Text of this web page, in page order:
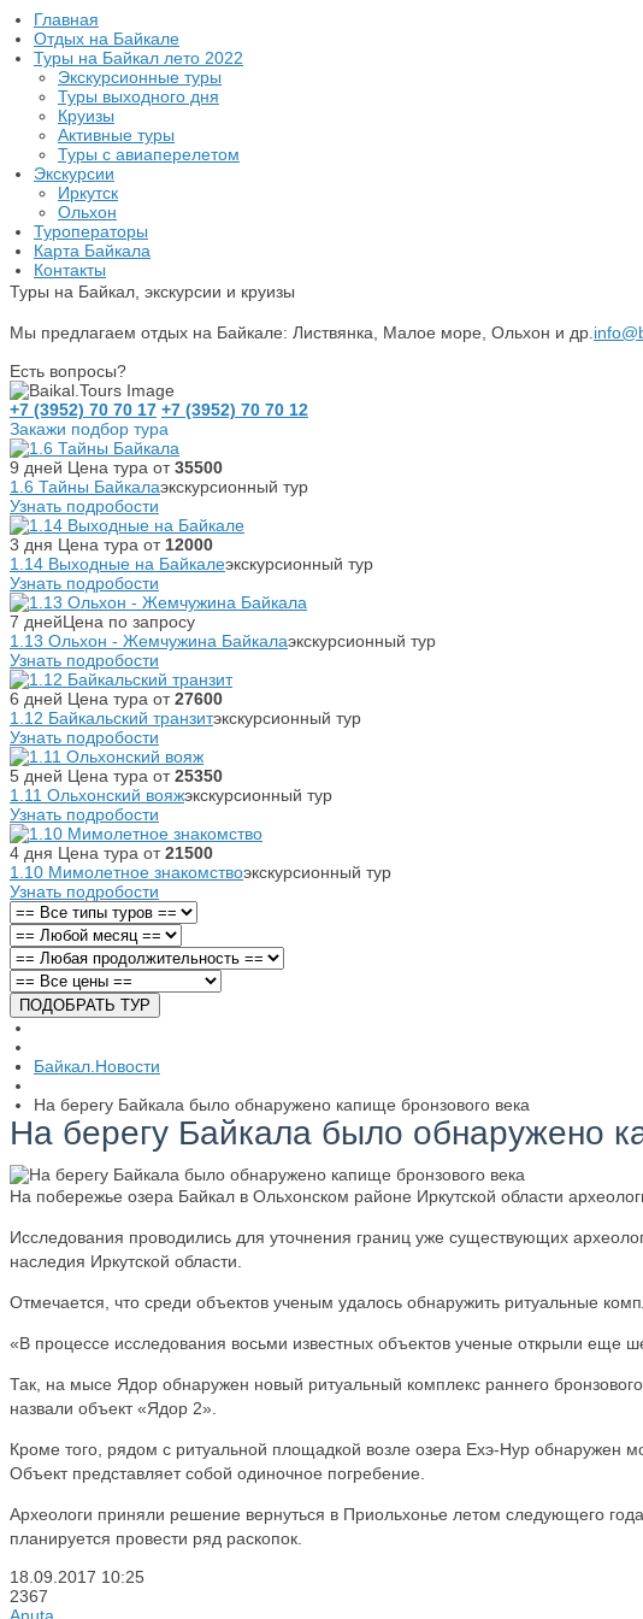
Главная
Отдых на Байкале
Туры на Байкал лето 2022
Экскурсионные туры
Туры выходного дня
Круизы
Активные туры
Туры с авиаперелетом
Экскурсии
Иркутск
Ольхон
Туроператоры
Карта Байкала
Контакты
Туры на Байкал, экскурсии и круизы
Мы предлагаем отдых на Байкале: Листвянка, Малое море, Ольхон и др.
Есть вопросы?
+7 (3952) 70 70 17 +7 (3952) 70 70 12
Закажи подбор тура
9 дней Цена тура от35500
1.6 Тайны Байкалаэкскурсионный тур
Узнать подробости
3 дня Цена тура от 12000
1.14 Выходные на Байкалеэкскурсионный тур
Узнать подробости
7 днейЦена по запросу
1.13 Ольхон - Жемчужина Байкалаэкскурсионный тур
Узнать подробости
6 дней Цена тура от27600
1.12 Байкальский транзитэкскурсионный тур
Узнать подробости
5 дней Цена тура от25350
1.11 Ольхонский вояжэкскурсионный тур
Узнать подробости
4 дня Цена тура от21500
1.10 Мимолетное знакомствоэкскурсионный тур
Узнать подробости
Байкал.Новости
На берегу Байкала было обнаружено капище бронзового века
На берегу Байкала было обнаружено
На побережье озера Байкал в Ольхонском районе Иркутской области
Исследования проводились для уточнения границ уже существующих
наследия Иркутской области.
Отмечается, что среди объектов ученым удалось обнаружить ритуальные
«В процессе исследования восьми известных объектов ученые открыли еще
Так, на мысе Ядор обнаружен новый ритуальный комплекс раннего
назвали объект «Ядор 2».
Кроме того, рядом с ритуальной площадкой возле озера Ехэ-Нур обнаружен
Объект представляет собой одиночное погребение.
Археологи приняли решение вернуться в Приольхонье летом следующего
планируется провести ряд раскопок.
18.09.2017 10:25
2367